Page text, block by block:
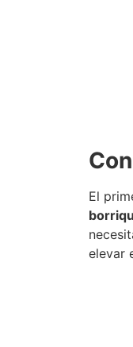
El
elevar